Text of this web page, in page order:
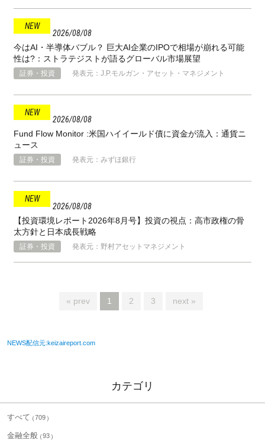
2026 08 08
今はAI・半導体バブル？ 巨大AI企業のIPOで相場が崩れる可能
性は?：ストラテジストが語るグローバル市場展望
証券・投資 発表元：J.P.モルガン・アセット・マネジメント
2026 08 08
Fund Flow Monitor :米国ハイイールド債に資金が流入：通貨ニ
ュース
証券・投資 発表元：みずほ銀行
2026 08 08
【投資環境レポート2026年8月号】投資の視点：高市政権の骨
太方針と⽇本成⻑戦略
証券・投資 発表元：野村アセットマネジメント
« prev 1 2 3 next »
NEWS配信元:keizaireport.com
カテゴリ
すべて 709
金融全般 93